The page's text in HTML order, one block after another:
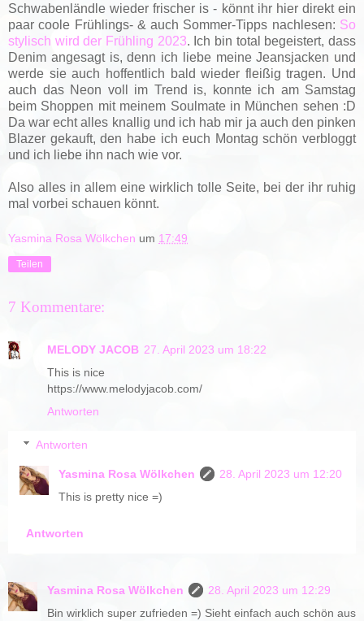
Schwabenländle wieder frischer is - könnt ihr hier direkt ein
paar coole Frühlings- & auch Sommer-Tipps nachlesen: So
stylisch wird der Frühling 2023. Ich bin total begeistert, dass
Denim angesagt is, denn ich liebe meine Jeansjacken und
werde sie auch hoffentlich bald wieder fleißig tragen. Und
auch das Neon voll im Trend is, konnte ich am Samstag
beim Shoppen mit meinem Soulmate in München sehen :D
Da war echt alles knallig und ich hab mir ja auch den pinken
Blazer gekauft, den habe ich euch Montag schön verbloggt
und ich liebe ihn nach wie vor.
Also alles in allem eine wirklich tolle Seite, bei der ihr ruhig
mal vorbei schauen könnt.
Yasmina Rosa Wölkchen um 17:49
Teilen
7 Kommentare:
MELODY JACOB 27. April 2023 um 18:22
This is nice
https://www.melodyjacob.com/
Antworten
Antworten
Yasmina Rosa Wölkchen
28. April 2023 um 12:20
This is pretty nice =)
Antworten
Yasmina Rosa Wölkchen
28. April 2023 um 12:29
Bin wirklich super zufrieden =) Sieht einfach auch schön aus